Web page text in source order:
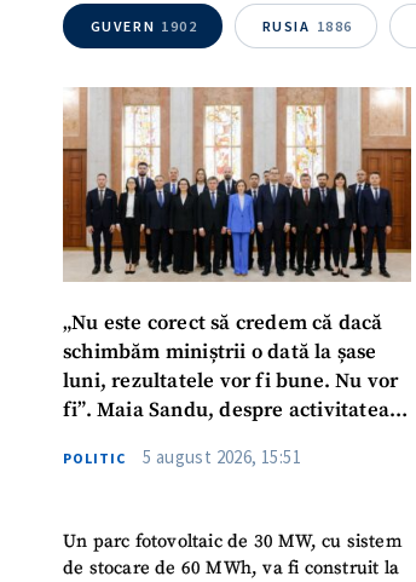
GUVERN 1902 RUSIA 1886
„Nu este corect să credem că dacă
schimbăm miniștrii o dată la șase
luni, rezultatele vor fi bune. Nu vor
fi”. Maia Sandu, despre activitatea
POLITIC 5 august 2026, 15:51
Un parc fotovoltaic de 30 MW, cu sistem
de stocare de 60 MWh, va fi construit la